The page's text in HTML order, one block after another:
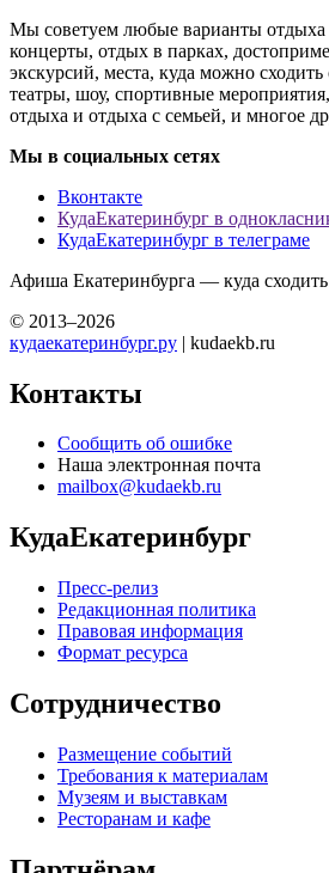
Мы советуем любые варианты
концерты, отдых в парках,
экскурсий, места, куда можно
театры, шоу, спортивные
отдыха и отдыха с семьей, и многое
Мы в социальных сетях
Вконтакте
КудаЕкатеринбург в
КудаЕкатеринбург в телеграме
Афиша Екатеринбурга — куда
© 2013–2026
кудаекатеринбург.ру | kudaekb.ru
Контакты
Сообщить об ошибке
Наша электронная почта
mailbox@kudaekb.ru
КудаЕкатеринбург
Пресс-релиз
Редакционная политика
Правовая информация
Формат ресурса
Сотрудничество
Размещение событий
Требования к материалам
Музеям и выставкам
Ресторанам и кафе